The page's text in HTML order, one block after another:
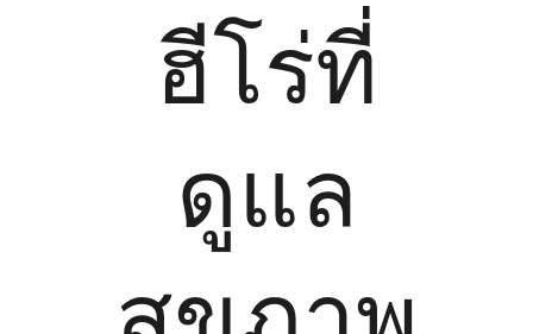
ฮีโร่ที่
ดูแล